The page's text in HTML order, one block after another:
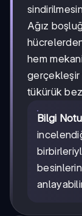
Ağız
hem
gerçekleşir
tükürük
Bilgi